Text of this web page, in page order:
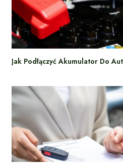
Jak Podłączyć Akumulator Do